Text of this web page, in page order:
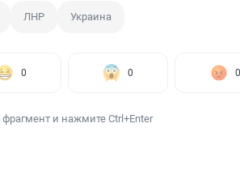
ЛНР Украина
0 0 0
и нажмите Ctrl+Enter